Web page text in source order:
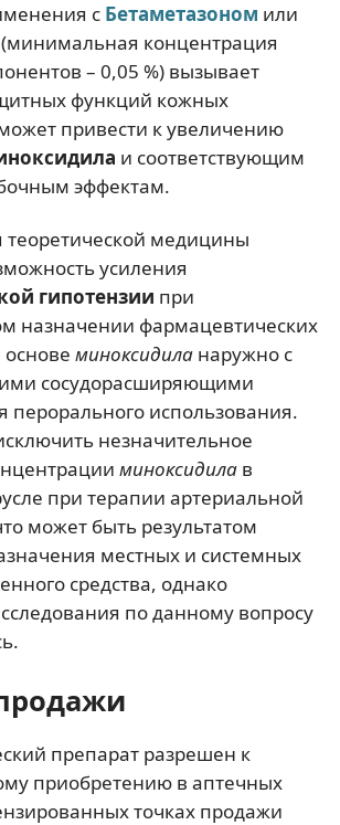
с Бетаметазоном или
(минимальная концентрация
– 0,05 %) вызывает
функций кожных
привести к увеличению
и соответствующим
эффектам.
теоретической медицины
усиления
гипотензии при
назначении фармацевтических
миноксидила наружно с
сосудорасширяющими
перорального использования.
незначительное
миноксидила в
при терапии артериальной
может быть результатом
местных и системных
средства, однако
по данному вопросу
препарат разрешен к
приобретению в аптечных
точках продажи